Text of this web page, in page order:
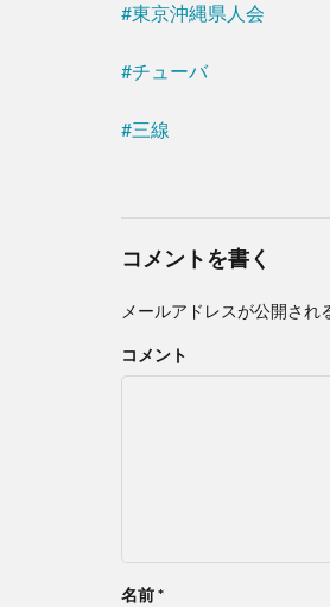
#東京沖縄県人会
#チューバ
#三線
コメントを書く
メールアドレスが公開され
コメント
名前*